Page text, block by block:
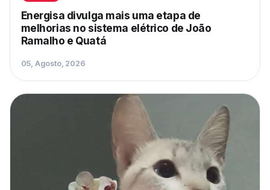
Energisa divulga mais uma etapa de
melhorias no sistema elétrico de João
Ramalho e Quatá
05, Agosto, 2026